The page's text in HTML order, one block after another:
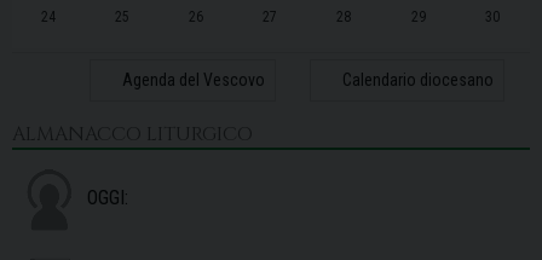
24 25 26 27 28 29 30
Agenda del Vescovo Calendario diocesano
ALMANACCO LITURGICO
OGGI: